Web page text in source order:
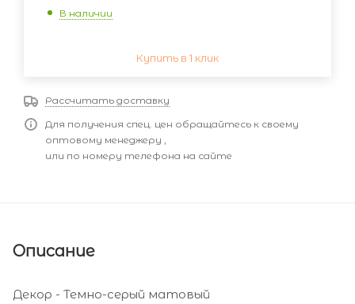
В наличии
Купить в 1 клик
Рассчитать доставку
Для получения спец. цен обращайтесь к своему
оптовому менеджеру ,
или по номеру телефона на сайте
Описание
Декор - Темно-серый матовый